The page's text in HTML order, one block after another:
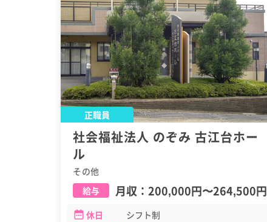
正職員
社会福祉法人 のぞみ 古江台ホー
ル
その他
給与
月収： 200,000円〜264,500円
休日
シフト制